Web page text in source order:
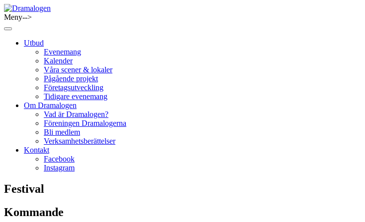
Skip
to
content
Meny-->
Utbud
Evenemang
Kalender
Våra scener & lokaler
Pågående projekt
Företagsutveckling
Tidigare evenemang
Om Dramalogen
Vad är Dramalogen?
Föreningen Dramalogerna
Bli medlem
Verksamhetsberättelser
Kontakt
Facebook
Instagram
Festival
Kommande